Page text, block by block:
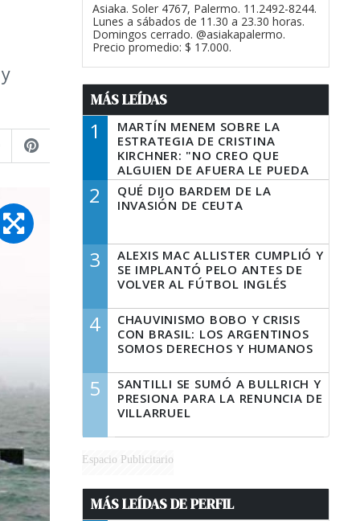
Asiaka. Soler 4767, Palermo. 11.2492-8244.
Lunes a sábados de 11.30 a 23.30 horas.
Domingos cerrado. @asiakapalermo.
Precio promedio: $ 17.000.
MÁS LEÍDAS
1
MARTÍN MENEM SOBRE LA
ESTRATEGIA DE CRISTINA
KIRCHNER: "NO CREO QUE
ALGUIEN DE AFUERA LE PUEDA
DECIR A LA JUSTICIA LO QUE
TIENE QUE HACER"
2
QUÉ DIJO BARDEM DE LA
INVASIÓN DE CEUTA
3
ALEXIS MAC ALLISTER CUMPLIÓ Y
SE IMPLANTÓ PELO ANTES DE
VOLVER AL FÚTBOL INGLÉS
4
CHAUVINISMO BOBO Y CRISIS
CON BRASIL: LOS ARGENTINOS
SOMOS DERECHOS Y HUMANOS
5
SANTILLI SE SUMÓ A BULLRICH Y
PRESIONA PARA LA RENUNCIA DE
VILLARRUEL
Espacio Publicitario
MÁS LEÍDAS DE PERFIL